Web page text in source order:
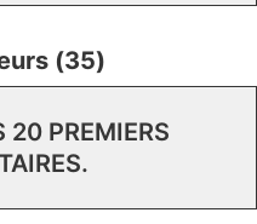
(35)
20 PREMIERS